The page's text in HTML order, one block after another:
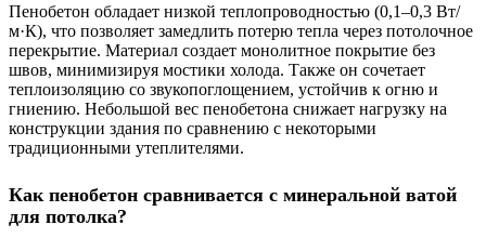
Пенобетон обладает низкой теплопроводностью (0,1–0,3 Вт/
м·К), что позволяет замедлить потерю тепла через потолочное
перекрытие. Материал создает монолитное покрытие без
швов, минимизируя мостики холода. Также он сочетает
теплоизоляцию со звукопоглощением, устойчив к огню и
гниению. Небольшой вес пенобетона снижает нагрузку на
конструкции здания по сравнению с некоторыми
традиционными утеплителями.
Как пенобетон сравнивается с минеральной ватой
для потолка?